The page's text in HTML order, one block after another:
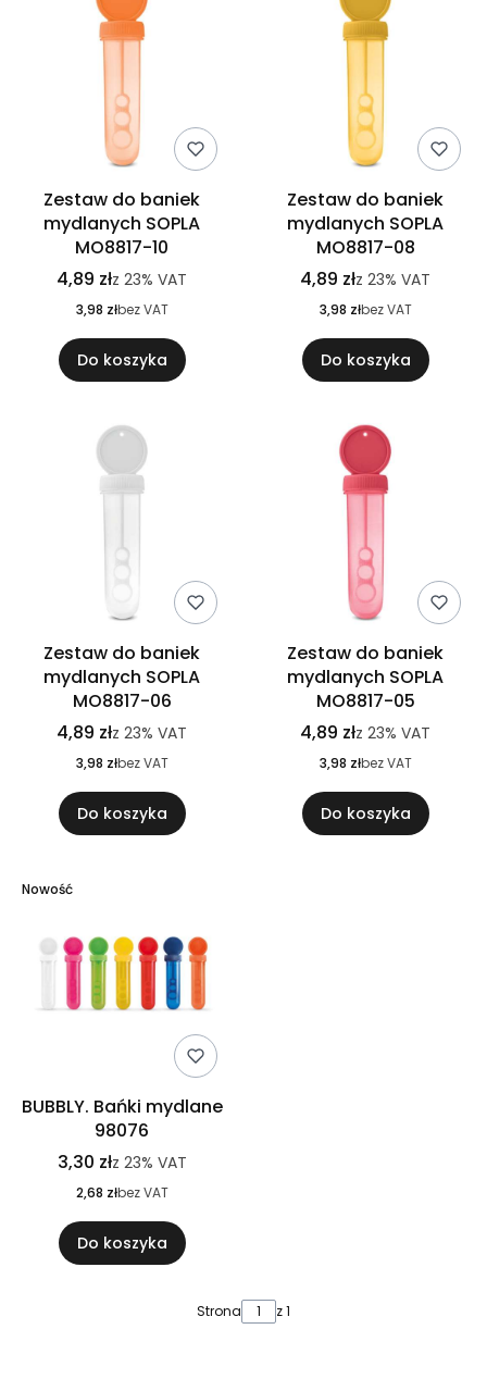
Zestaw do baniek
mydlanych SOPLA
MO8817-10
4,89 złz 23% VAT
3,98 złbez VAT
Do koszyka
Zestaw do baniek
mydlanych SOPLA
MO8817-08
4,89 złz 23% VAT
3,98 złbez VAT
Do koszyka
Zestaw do baniek
mydlanych SOPLA
MO8817-06
4,89 złz 23% VAT
3,98 złbez VAT
Do koszyka
Zestaw do baniek
mydlanych SOPLA
MO8817-05
4,89 złz 23% VAT
3,98 złbez VAT
Do koszyka
Nowość
BUBBLY. Bańki mydlane
98076
3,30 złz 23% VAT
2,68 złbez VAT
Do koszyka
Strona z 1